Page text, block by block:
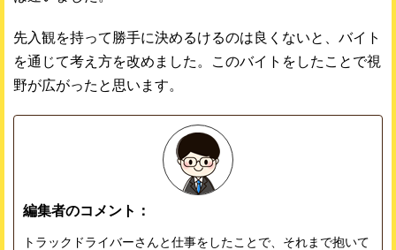
先入観を持って勝手に決めるけるのは良くないと、バイト
を通じて考え方を改めました。このバイトをしたことで視
野が広がったと思います。
編集者のコメント：
トラックドライバーさんと仕事をしたことで、それまで抱いて